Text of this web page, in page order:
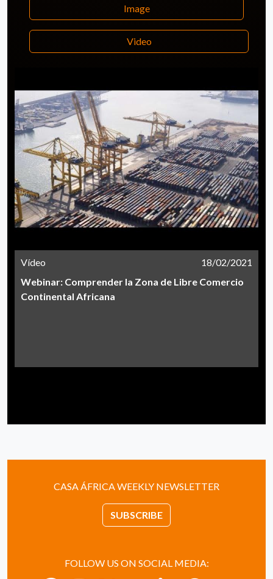
Image
Video
Vídeo
18/02/2021
Webinar: Comprender la Zona de Libre Comercio
Continental Africana
CASA ÁFRICA WEEKLY NEWSLETTER
SUBSCRIBE
FOLLOW US ON SOCIAL MEDIA: